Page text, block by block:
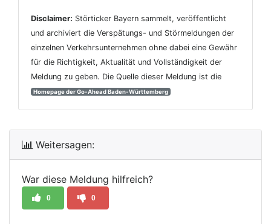
Disclaimer: Störticker Bayern sammelt, veröffentlicht
und archiviert die Verspätungs- und Störmeldungen der
einzelnen Verkehrsunternehmen ohne dabei eine Gewähr
für die Richtigkeit, Aktualität und Vollständigkeit der
Meldung zu geben. Die Quelle dieser Meldung ist die
Homepage der Go-Ahead Baden-Württemberg
Weitersagen:
War diese Meldung hilfreich?
0 0